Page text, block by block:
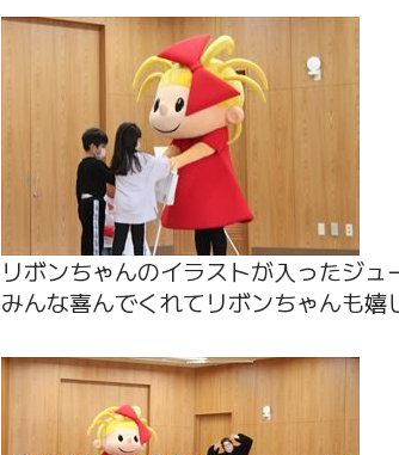
リボンちゃんのイラストが入ったジ
みんな喜んでくれてリボンちゃんも嬉